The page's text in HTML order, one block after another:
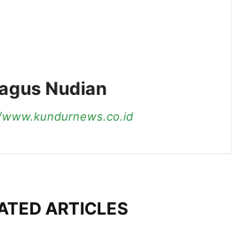
Nudian
ARTICLES